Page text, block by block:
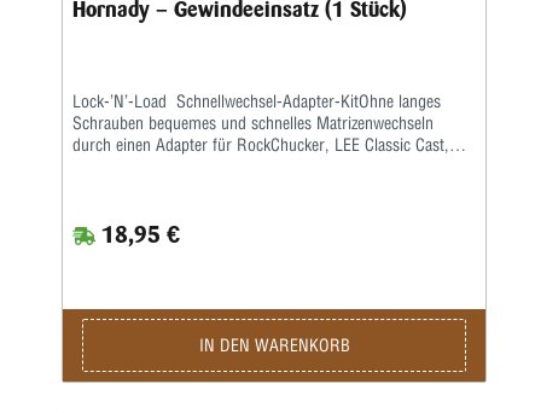
Hornady – Gewindeeinsatz (1 Stück)
Lock-’N’-Load Schnellwechsel-Adapter-KitOhne langes
Schrauben bequemes und schnelles Matrizenwechseln
durch einen Adapter für RockChucker, LEE Classic Cast,
einsetzbar, neues Justieren entfällt.Adapter mit einer
Vierteldrehung auf der Presse arretieren und schon können
18,95 €
IN DEN WARENKORB